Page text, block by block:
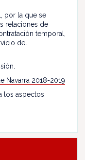
por la que se
relaciones de
temporal,
del
Navarra 2018-2019
los aspectos